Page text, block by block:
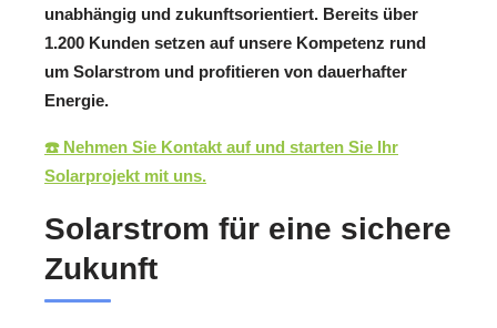
unabhängig und zukunftsorientiert. Bereits über
1.200 Kunden setzen auf unsere Kompetenz rund
um Solarstrom und profitieren von dauerhafter
Energie.
☎️ Nehmen Sie Kontakt auf und starten Sie Ihr
Solarprojekt mit uns.
Solarstrom für eine sichere
Zukunft